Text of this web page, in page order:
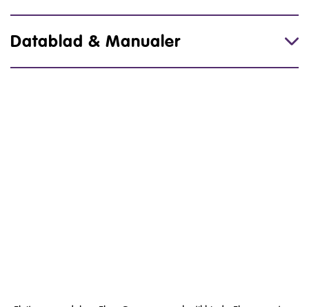
Datablad & Manualer